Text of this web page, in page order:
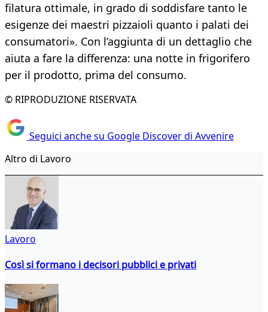
filatura ottimale, in grado di soddisfare tanto le
esigenze dei maestri pizzaioli quanto i palati dei
consumatori». Con l’aggiunta di un dettaglio che
aiuta a fare la differenza: una notte in frigorifero
per il prodotto, prima del consumo.
© RIPRODUZIONE RISERVATA
Seguici anche su Google Discover di Avvenire
Altro di Lavoro
Lavoro
Così si formano i decisori pubblici e privati